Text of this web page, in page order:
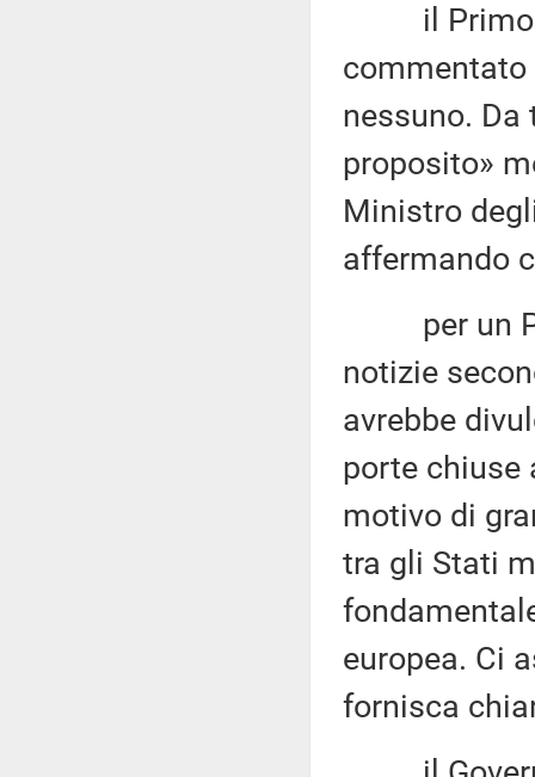
il Primo
commentato
nessuno.
proposito»
Ministro
affermando
per un
notizie
avrebbe
porte chiuse
motivo di
tra gli Stati
europea. Ci
fornisca